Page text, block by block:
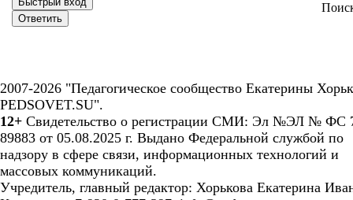
2007-2026 "Педагогическое сообщество Екатерины
PEDSOVET.SU".
12+ Свидетельство о регистрации СМИ: Эл №ЭЛ № ФС
89883 от 05.08.2025 г. Выдано Федеральной службой по
надзору в сфере связи, информационных технологий и
массовых коммуникаций.
Учредитель, главный редактор: Хорькова Екатерина